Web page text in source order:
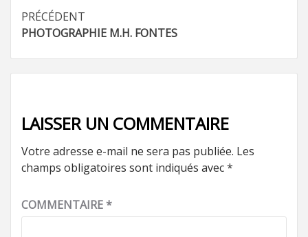
Navigation
d’article
PRÉCÉDENT
PHOTOGRAPHIE M.H. FONTES
LAISSER UN COMMENTAIRE
Votre adresse e-mail ne sera pas publiée. Les
champs obligatoires sont indiqués avec*
COMMENTAIRE*